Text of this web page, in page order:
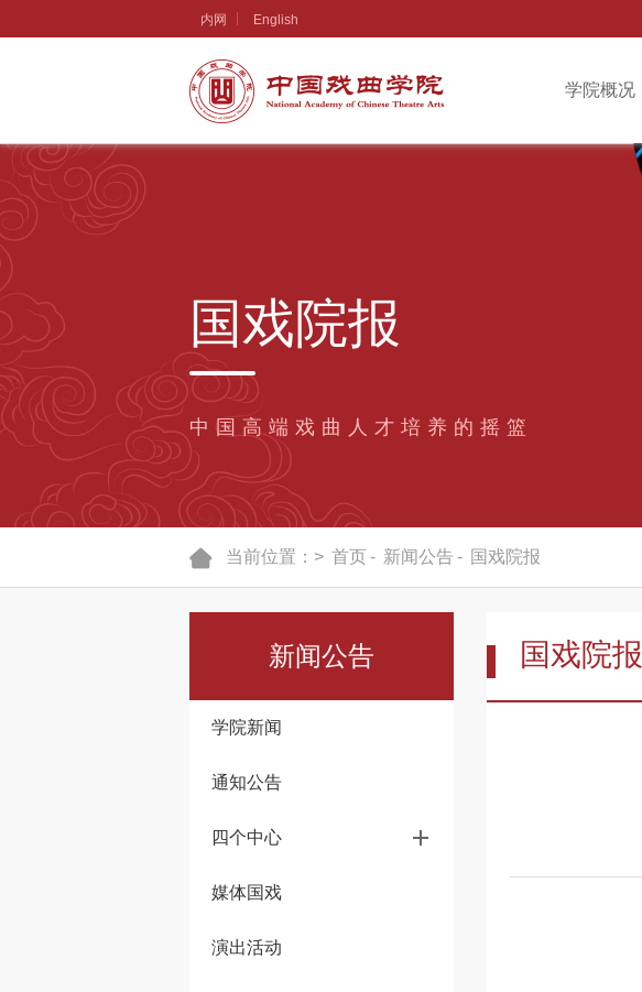
内网 English
学院概况
国戏院报
中国高端戏曲人才培养的摇篮
当前位置：> 首页- 新闻公告 - 国戏院报
新闻公告
学院新闻
通知公告
四个中心
媒体国戏
演出活动
国戏院报